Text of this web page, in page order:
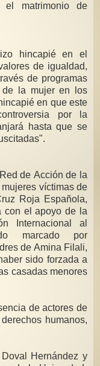
el matrimonio de
de igualdad,
de programas
en que este
por la
hasta que se
de Acción de la
víctimas de
Roja Española,
con el apoyo de la
Internacional al
marcado por
de Amina Filali,
sido forzada a
casadas menores
de actores de
humanos,
Hernández y